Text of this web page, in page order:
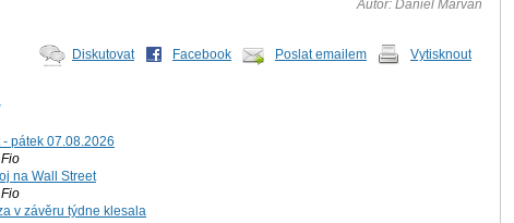
Autor: Daniel Marván
Diskutovat Facebook Poslat emailem Vytisknout
- pátek 07.08.2026
na Wall Street
v závěru týdne klesala